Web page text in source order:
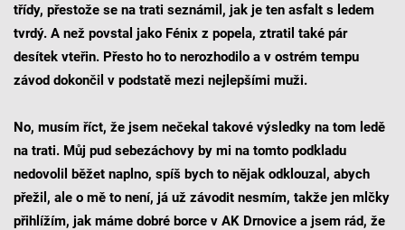
třídy, přestože se na trati seznámil, jak je ten asfalt s ledem
tvrdý. A než povstal jako Fénix z popela, ztratil také pár
desítek vteřin. Přesto ho to nerozhodilo a v ostrém tempu
závod dokončil v podstatě mezi nejlepšími muži.
No, musím říct, že jsem nečekal takové výsledky na tom ledě
na trati. Můj pud sebezáchovy by mi na tomto podkladu
nedovolil běžet naplno, spíš bych to nějak odklouzal, abych
přežil, ale o mě to není, já už závodit nesmím, takže jen mlčky
přihlížím, jak máme dobré borce v AK Drnovice a jsem rád, že